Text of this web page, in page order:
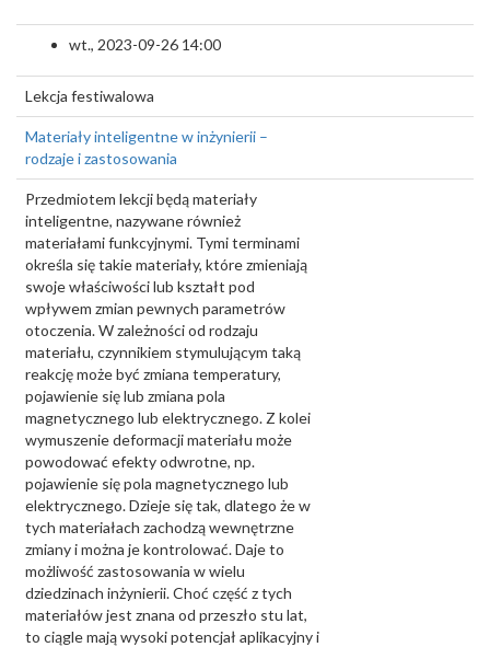
wt., 2023-09-26 14:00
Lekcja festiwalowa
Materiały inteligentne w inżynierii –
rodzaje i zastosowania
Przedmiotem lekcji będą materiały
inteligentne, nazywane również
materiałami funkcyjnymi. Tymi terminami
określa się takie materiały, które zmieniają
swoje właściwości lub kształt pod
wpływem zmian pewnych parametrów
otoczenia. W zależności od rodzaju
materiału, czynnikiem stymulującym taką
reakcję może być zmiana temperatury,
pojawienie się lub zmiana pola
magnetycznego lub elektrycznego. Z kolei
wymuszenie deformacji materiału może
powodować efekty odwrotne, np.
pojawienie się pola magnetycznego lub
elektrycznego. Dzieje się tak, dlatego że w
tych materiałach zachodzą wewnętrzne
zmiany i można je kontrolować. Daje to
możliwość zastosowania w wielu
dziedzinach inżynierii. Choć część z tych
materiałów jest znana od przeszło stu lat,
to ciągle mają wysoki potencjał aplikacyjny i